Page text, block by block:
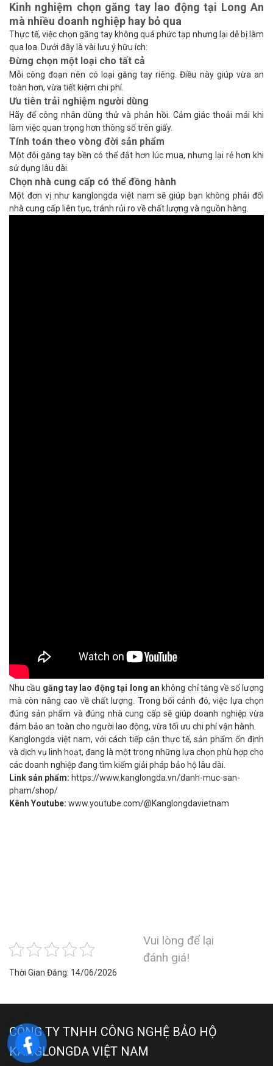
Kinh nghiệm chọn găng tay lao động tại Long An
mà nhiều doanh nghiệp hay bỏ qua
Thực tế, việc chọn găng tay không quá phức tạp nhưng lại dễ bị làm
qua loa. Dưới đây là vài lưu ý hữu ích:
Đừng chọn một loại cho tất cả
Mỗi công đoạn nên có loại găng tay riêng. Điều này giúp vừa an
toàn hơn, vừa tiết kiệm chi phí.
Ưu tiên trải nghiệm người dùng
Hãy để công nhân dùng thử và phản hồi. Cảm giác thoải mái khi
làm việc quan trọng hơn thông số trên giấy.
Tính toán theo vòng đời sản phẩm
Một đôi găng tay bền có thể đắt hơn lúc mua, nhưng lại rẻ hơn khi
sử dụng lâu dài.
Chọn nhà cung cấp có thể đồng hành
Một đơn vị như kanglongda việt nam sẽ giúp bạn không phải đổi
nhà cung cấp liên tục, tránh rủi ro về chất lượng và nguồn hàng.
Nhu cầu găng tay lao động tại long an không chỉ tăng về số lượng
mà còn nâng cao về chất lượng. Trong bối cảnh đó, việc lựa chọn
đúng sản phẩm và đúng nhà cung cấp sẽ giúp doanh nghiệp vừa
đảm bảo an toàn cho người lao động, vừa tối ưu chi phí vận hành.
Kanglongda việt nam, với cách tiếp cận thực tế, sản phẩm ổn định
và dịch vụ linh hoạt, đang là một trong những lựa chọn phù hợp cho
các doanh nghiệp đang tìm kiếm giải pháp bảo hộ lâu dài.
Link sản phẩm: https://www.kanglongda.vn/danh-muc-san-
pham/shop/
Kênh Youtube: www.youtube.com/@Kanglongdavietnam
Vui lòng để lại
đánh giá!
Thời Gian Đăng: 14/06/2026
CÔNG TY TNHH CÔNG NGHỆ BẢO HỘ
KANGLONGDA VIỆT NAM